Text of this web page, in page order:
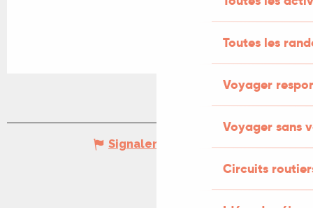
Toutes les
Voyager
Voyager sans
Circuits
Signaler une erreur